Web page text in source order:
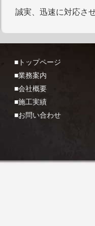
誠実、迅速に対応さ
■トップページ
■業務案内
■会社概要
■施工実績
■お問い合わせ